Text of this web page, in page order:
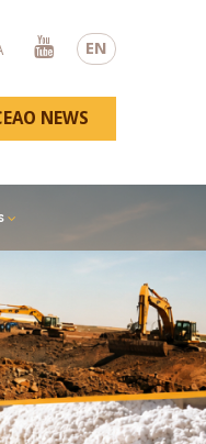
EN
Youtube
NEWS